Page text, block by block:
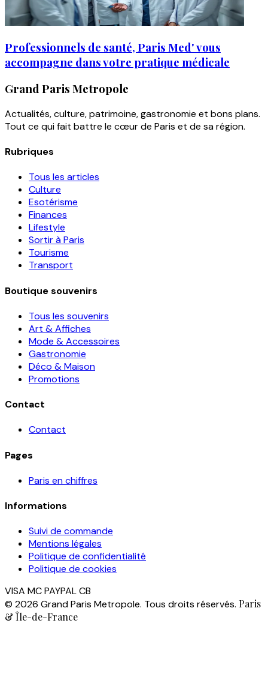
Professionnels de santé, Paris Med' vous
accompagne dans votre pratique médicale
Grand Paris Metropole
Actualités, culture, patrimoine, gastronomie et bons plans.
Tout ce qui fait battre le cœur de Paris et de sa région.
Rubriques
Tous les articles
Culture
Esotérisme
Finances
Lifestyle
Sortir à Paris
Tourisme
Transport
Boutique souvenirs
Tous les souvenirs
Art & Affiches
Mode & Accessoires
Gastronomie
Déco & Maison
Promotions
Contact
Contact
Pages
Paris en chiffres
Informations
Suivi de commande
Mentions légales
Politique de confidentialité
Politique de cookies
VISA MCPAYPALCB
© 2026 Grand Paris Metropole. Tous droits réservés. Paris
& Île-de-France